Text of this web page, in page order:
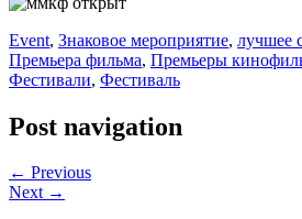
Event, Знаковое мероприятие, лучшее
Премьера фильма, Премьеры
Фестивали, Фестиваль
Post navigation
← Previous
Next →